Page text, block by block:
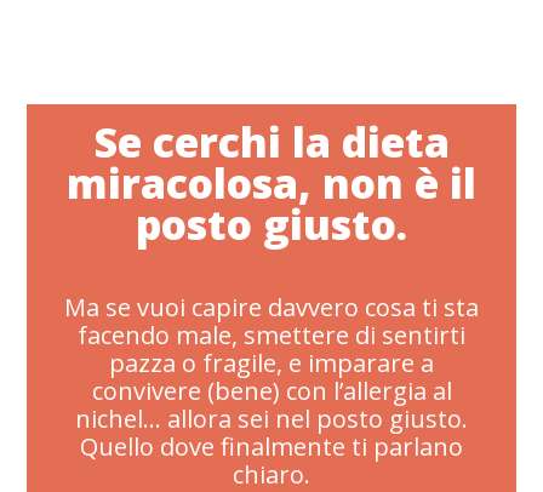
Se cerchi la dieta
miracolosa, non è il
posto giusto.
Ma se vuoi capire davvero cosa ti sta
facendo male, smettere di sentirti
pazza o fragile, e imparare a
convivere (bene) con l’allergia al
nichel… allora sei nel posto giusto.
Quello dove finalmente ti parlano
chiaro.